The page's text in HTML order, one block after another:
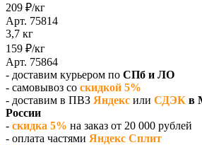
209 ₽/кг
Арт. 75814
3,7 кг
159 ₽/кг
Арт. 75864
- доставим курьером по СПб и ЛО
- самовывоз со скидкой 5%
- доставим в ПВЗ Яндекс или СДЭК в
России
- скидка 5% на заказ от 20 000 рублей
- оплата частями Яндекс Сплит